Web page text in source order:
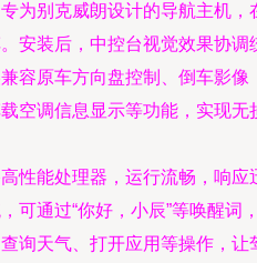
专为别克威朗设计的导航主机，
安装后，中控台视觉效果协调
容原车方向盘控制、倒车影像
空调信息显示等功能，实现无
高性能处理器，运行流畅，响应
可通过“你好，小辰”等唤醒词
询天气、打开应用等操作，让